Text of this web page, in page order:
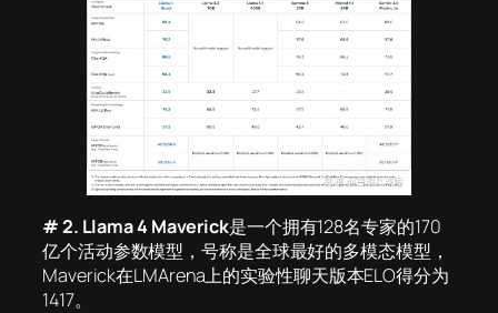
# 2. Llama 4 Maverick是一个拥有128名专家的170
亿个活动参数模型，号称是全球最好的多模态模型，
Maverick在LMArena上的实验性聊天版本ELO得分为
1417。